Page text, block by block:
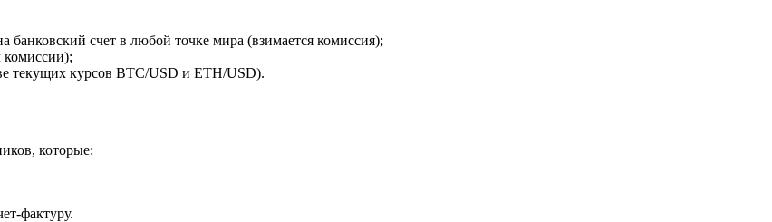
счет в любой точке мира (взимается комиссия);
комиссии);
текущих курсов BTC/USD и ETH/USD).
которые:
фактуру.